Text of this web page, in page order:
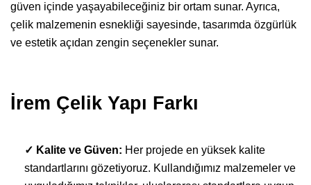
güven içinde yaşayabileceğiniz bir ortam sunar. Ayrıca,
çelik malzemenin esnekliği sayesinde, tasarımda özgürlük
ve estetik açıdan zengin seçenekler sunar.
İrem Çelik Yapı Farkı
✓ Kalite ve Güven: Her projede en yüksek kalite
standartlarını gözetiyoruz. Kullandığımız malzemeler ve